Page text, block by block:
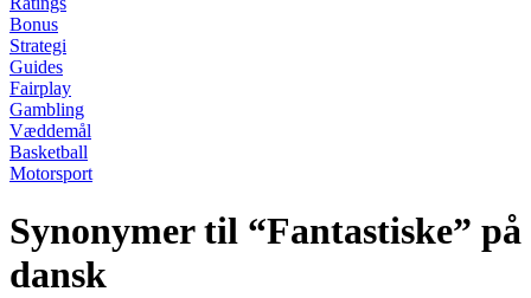
Bonus
Strategi
Guides
Fairplay
Gambling
Væddemål
Basketball
Motorsport
Synonymer til “Fantastiske” på
dansk